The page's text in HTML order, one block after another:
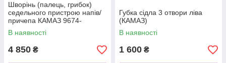
Шворінь (палець, грибок)
седельного пристрою напів/
причепа КАМАЗ 9674-
2704042
В наявності
4 850 ₴
Губка сідла 3 отвори ліва
(КАМАЗ)
В наявності
1 600 ₴